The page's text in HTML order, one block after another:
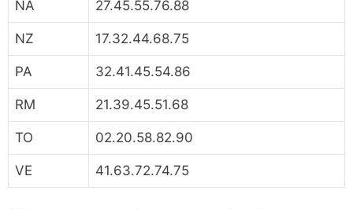
NA 27.45.55.76.88
NZ 17.32.44.68.75
PA 32.41.45.54.86
RM 21.39.45.51.68
TO 02.20.58.82.90
VE 41.63.72.74.75